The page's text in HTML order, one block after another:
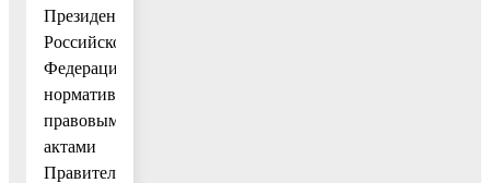
Президента
Российской
Федерации,
нормативными
правовыми
актами
Правительства